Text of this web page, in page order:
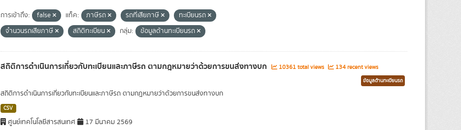
การเข้าถึง: false แท็ค: ภาษีรถ รถที่เสียภาษี
ทะเบียนรถ
จำนวนรถเสียภาษี
สถิติทะเบียน กลุ่ม: ข้อมูลด้านทะเบียนรถ
สถิติการดำเนินการเกี่ยวกับทะเบียนและภาษีรถ ตามกฎหมายว่าด้วยการขนส่งทางบก 10361 total views 134 recent views
ข้อมูลด้านทะเบียนรถ
สถิติการดำเนินการเกี่ยวกับทะเบียนและภาษีรถ ตามกฎหมายว่าด้วยการขนส่งทางบก
CSV
ศูนย์เทคโนโลยีสารสนเทศ 17 มีนาคม 2569